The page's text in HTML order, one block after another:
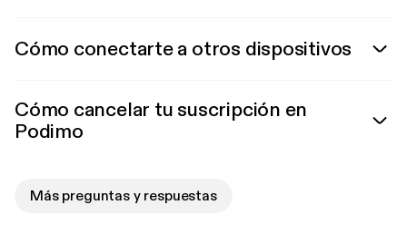
Cómo conectarte a otros dispositivos
Cómo cancelar tu suscripción en
Podimo
Más preguntas y respuestas